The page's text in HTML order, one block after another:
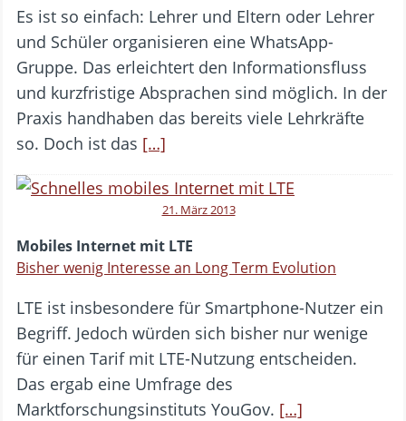
Es ist so einfach: Lehrer und Eltern oder Lehrer
und Schüler organisieren eine WhatsApp-
Gruppe. Das erleichtert den Informationsfluss
und kurzfristige Absprachen sind möglich. In der
Praxis handhaben das bereits viele Lehrkräfte
so. Doch ist das […]
21. März 2013
Mobiles Internet mit LTE
Bisher wenig Interesse an Long Term Evolution
LTE ist insbesondere für Smartphone-Nutzer ein
Begriff. Jedoch würden sich bisher nur wenige
für einen Tarif mit LTE-Nutzung entscheiden.
Das ergab eine Umfrage des
Marktforschungsinstituts YouGov. […]